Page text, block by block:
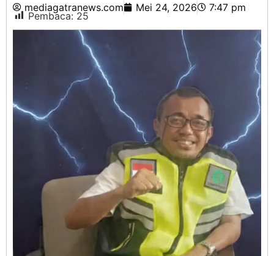
mediagatranews.com Mei 24, 2026 7:47 pm
Pembaca: 25